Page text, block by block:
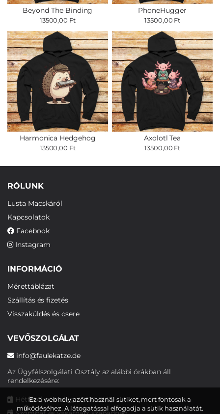
Beyond The Binding
13500,00 Ft
PhoneHugger
13500,00 Ft
Harmonica Hedgehog
13500,00 Ft
Axolotl Tea
13500,00 Ft
RÓLUNK
Lusta Macskáról
Kapcsolatok
Facebook
Instagram
INFORMÁCIÓ
Mérettáblázat
Szállítás és fizetés
Visszaküldés és csere
VEVŐSZOLGÁLAT
info@faulekatze.de
Az Ügyfélszolgálati Osztály az alábbi órákban áll
rendelkezésére:
Hétfőtől péntekig: 10:00-19:00
Ez a webhely azért használ sütiket, mert fontosak a
működéséhez. A látogatással elfogadja a sütik használatát.